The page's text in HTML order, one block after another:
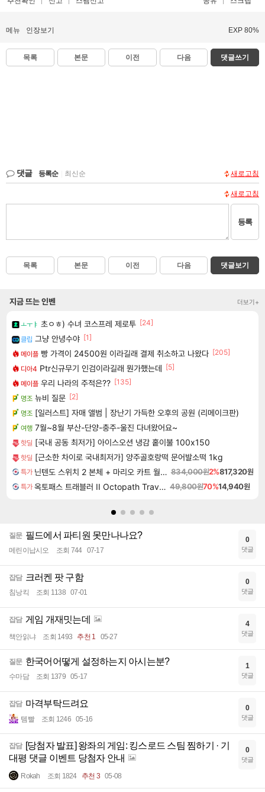
메뉴 인장보기 EXP 80%
목록 본문 이전 다음 댓글쓰기
댓글 등록순 최신순 새로고침
새로고침
등록
목록 본문 이전 다음 댓글보기
지금 뜨는 인벤 더보기+
ㅗㅜㅑ 초ㅇㅎ) 수녀 코스프레 제로투 [24]
클립 그냥 안녕수야 [1]
메이플 빵 가격이 24500원 이라길래 결제 취소하고 나왔다 [205]
디아4 Ptr신규무기 인검이라길래 뭔가했는데 [5]
메이플 우리 나라의 주적은?? [135]
명조 뉴비 질문 [2]
명조 [일러스트] 자매 앨범 | 장난기 가득한 오후의 공원 (리메이크판)
여행 7월~8월 부산-단양-충주-울진 다녀왔어요~
핫딜 [국내 공동 최저가] 아이스오션 냉감 홑이불 100x150
핫딜 [근소한 차이로 국내최저가] 양주골호랑떡 문어발소떡 1kg
특가 닌텐도 스위치 2 본체 + 마리오 카트 월드 + 포켓몬 포코피아 번들 834,000원2%817,320원
특가 옥토패스 트래블러 II Octopath Traveler II 49,800원70%14,940원
질문 필드에서 파티원 못만나나요?
메린이납시오 조회 744 07-17
0
댓글
잡담 크러켄 팟 구함
침낭킥 조회 1138 07-01
0
댓글
잡담 게임 개재밋는데
책안읽냐 조회 1493 추천 1 05-27
4
댓글
질문 한국어어떻게 설정하는지 아시는분?
수마담 조회 1379 05-17
1
댓글
잡담 마격부탁드려요
템빨 조회 1246 05-16
0
댓글
잡담 [당첨자 발표] 왕좌의 게임: 킹스로드 스팀 찜하기 · 기
대평 댓글 이벤트 당첨자 안내
Rokah 조회 1824 추천 3 05-08
0
댓글